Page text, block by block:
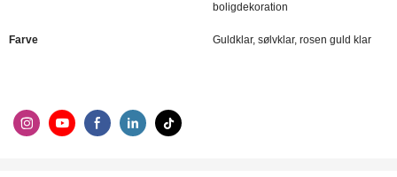
boligdekoration
Farve Guldklar, sølvklar, rosen guld klar